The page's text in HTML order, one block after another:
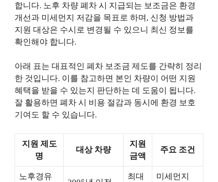
합니다. 노후 차량 폐차 시 지급되는 보조금은 환경
개선과 미세먼지 저감을 목표로 하며, 신청 방법과
지원 대상은 수시로 변경될 수 있으니 최신 정보를
확인해야 합니다.
아래 표는 대표적인 폐차 보조금 제도를 간략히 정리
한 것입니다. 이를 참고하면 본인 차량이 어떤 지원
혜택을 받을 수 있는지 판단하는 데 도움이 됩니다.
잘 활용하면 폐차 시 비용 절감과 동시에 환경 보호
기여도 할 수 있습니다.
지원 제도
명
대상 차량
지원
금액
주요 조건
노후경유
최대
미세먼지